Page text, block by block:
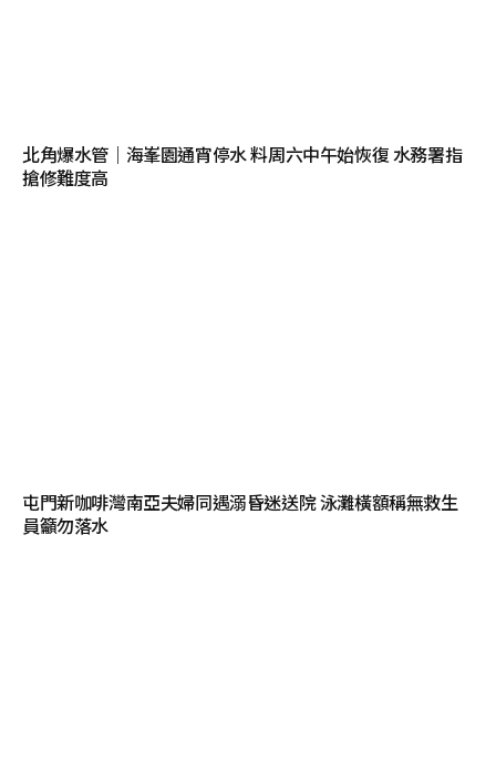
北角爆水管｜海峯園通宵停水 料周六中午始恢復 水務署指
搶修難度高
屯門新咖啡灣南亞夫婦同遇溺昏迷送院 泳灘橫額稱無救生
員籲勿落水